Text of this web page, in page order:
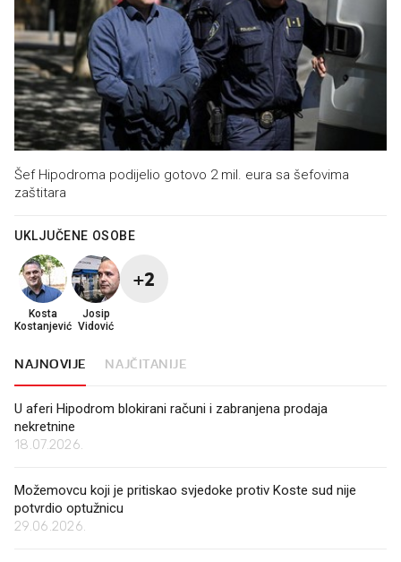
Šef Hipodroma podijelio gotovo 2 mil. eura sa šefovima
zaštitara
UKLJUČENE OSOBE
Kosta
Kostanjević
Josip
Vidović
+2
NAJNOVIJE NAJČITANIJE
U aferi Hipodrom blokirani računi i zabranjena prodaja
nekretnine
18.07.2026.
Možemovcu koji je pritiskao svjedoke protiv Koste sud nije
potvrdio optužnicu
29.06.2026.